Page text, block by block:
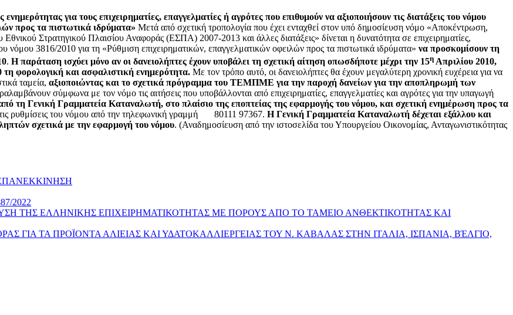
για τους επιχειρηματίες, επαγγελματίες ή αγρότες που επιθυμούν να αξιοποιήσουν τις διατάξεις του νόμου
προς τα πιστωτικά ιδρύματα» Μετά από σχετική τροπολογία που έχει ενταχθεί στον υπό δημοσίευση νόμο «Αποκέντρωση,
Στρατηγικού Πλαισίου Αναφοράς (ΕΣΠΑ) 2007-2013 και άλλες διατάξεις» δίνεται η δυνατότητα σε επιχειρηματίες,
νόμου 3816/2010 για τη «Ρύθμιση επιχειρηματικών, επαγγελματικών οφειλών προς τα πιστωτικά ιδρύματα» να προσκομίσουν τη
. Η παράταση ισχύει μόνο αν οι δανειολήπτες έχουν υποβάλει τη σχετική αίτηση οπωσδήποτε μέχρι την 15η Απριλίου 2010,
φορολογική και ασφαλιστική ενημερότητα. Με τον τρόπο αυτό, οι δανειολήπτες θα έχουν μεγαλύτερη χρονική ευχέρεια για να
ταμεία, αξιοποιώντας και το σχετικά πρόγραμμα του ΤΕΜΠΜΕ για την παροχή δανείων για την αποπληρωμή των
σύμφωνα με τον νόμο τις αιτήσεις που υποβάλλονται από επιχειρηματίες, επαγγελματίες και αγρότες για την υπαγωγή
από τη Γενική Γραμματεία Καταναλωτή, στο πλαίσιο της εποπτείας της εφαρμογής του νόμου, και σχετική ενημέρωση προς τα
ρυθμίσεις του νόμου από την τηλεφωνική γραμμή 80111 97367. Η Γενική Γραμματεία Καταναλωτή δέχεται εξάλλου και
σχετικά με την εφαρμογή του νόμου. (Αναδημοσίευση από την ιστοσελίδα του Υπουργείου Οικονομίας, Ανταγωνιστικότητας
2022
ΤΗΣ ΕΛΛΗΝΙΚΗΣ ΕΠΙΧΕΙΡΗΜΑΤΙΚΟΤΗΤΑΣ ΜΕ ΠΟΡΟΥΣ ΑΠΟ ΤΟ ΤΑΜΕΙΟ ΑΝΘΕΚΤΙΚΟΤΗΤΑΣ ΚΑΙ
ΓΙΑ ΤΑ ΠΡΟΪΟΝΤΑ ΑΛΙΕΙΑΣ ΚΑΙ ΥΔΑΤΟΚΑΛΛΙΕΡΓΕΙΑΣ ΤΟΥ Ν. ΚΑΒΑΛΑΣ ΣΤΗΝ ΙΤΑΛΙΑ, ΙΣΠΑΝΙΑ, ΒΈΛΓΙΟ,